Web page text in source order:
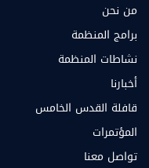
من نحن
برامج المنظمة
نشاطات المنظمة
أخبارنا
قافلة القدس الخامس
المؤتمرات
تواصل معنا